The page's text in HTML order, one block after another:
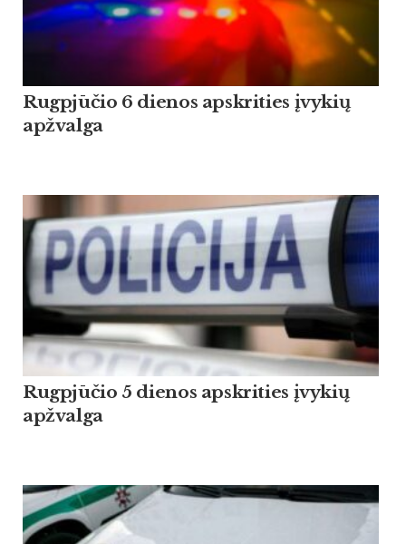
Rugpjūčio 6 dienos apskrities įvykių
apžvalga
Rugpjūčio 5 dienos apskrities įvykių
apžvalga